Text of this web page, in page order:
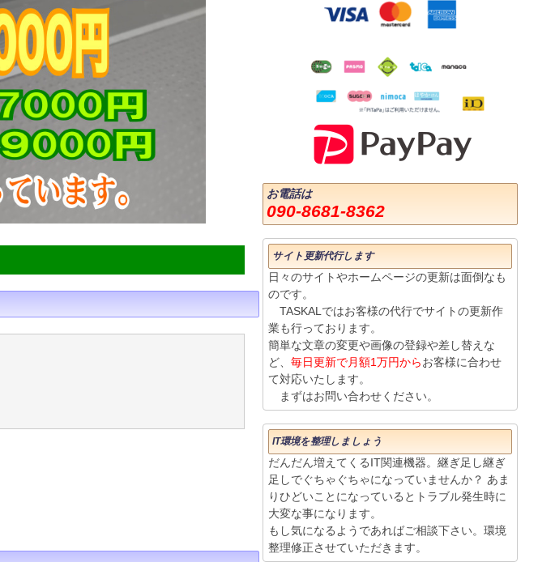
お電話は
090-8681-8362
サイト更新代行します
日々のサイトやホームページの更新は面倒なも
のです。
TASKALではお客様の代行でサイトの更新作
業も行っております。
簡単な文章の変更や画像の登録や差し替えな
ど、 毎日更新で月額1万円からお客様に合わせ
て対応いたします。
まずはお問い合わせください。
IT環境を整理しましょう
だんだん増えてくるIT関連機器。継ぎ足し継ぎ
足しでぐちゃぐちゃになっていませんか？ あま
りひどいことになっているとトラブル発生時に
大変な事になります。
もし気になるようであればご相談下さい。環境
整理修正させていただきます。